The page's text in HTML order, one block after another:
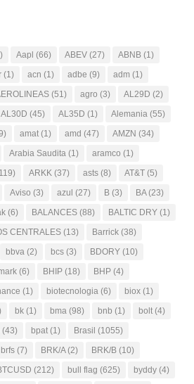
Aapl (66) ABEV (27) ABNB (1)
(1) acn (1) adbe (9) adm (1)
(51) agro (3) AL29D (2)
AL30D (45) AL35D (1) Alemania (55)
amat (1) amd (47) AMZN (34)
Arabia Saudita (1) aramco (1)
ARKK (37) asts (8) AT&T (5)
Aviso (3) azul (27) B (3) BA(23)
(6) BALANCES (88) BALTIC DRY (1)
CENTRALES (13) Barrick (38)
bbva (2) bcs (3) BDORY (10)
(6) BHIP (18) BHP (4)
(1) biotecnologia (6) biox (1)
bk (1) bma (98) bnb (1) bolt (4)
(43) bpat (1) Brasil (1055)
brfs (7) BRK/A(2) BRK/B (10)
(212) bull flag (625) byddy (4)